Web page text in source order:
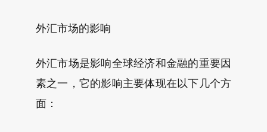
外汇市场的影响
外汇市场是影响全球经济和金融的重要因
素之一，它的影响主要体现在以下几个方
面：